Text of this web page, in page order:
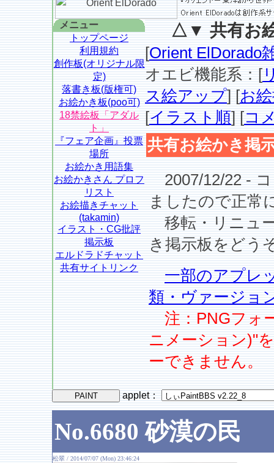
メニュー
トップページ
利用規約
創作板(オリジナル限
定)
落書き板(版権可)
お絵かき板(poo可)
18禁絵板「アダル
ト」
『フェア企画』投票
場所
お絵かき用語集
お絵かきさん プロフ
リスト
お絵描きチャット
(takamin)
イラスト・CG批評
掲示板
エルドラドチャット
共有サイトリンク
△▼ 共有お
[Orient ElDorado
オエビ機能系：[
ス絵アップ] [お
[イラスト順] [コ
共有お絵かき掲
2007/12/22 -
ましたので正常
移転・リニュ
き掲示板をどう
一部のアプレ
類・ヴァージョ
注：PNGフォ
ニメーション)"
ーできません。
applet：
No.6680 砂漠の民
松翠 / 2014/07/07 (Mon) 23:46:24